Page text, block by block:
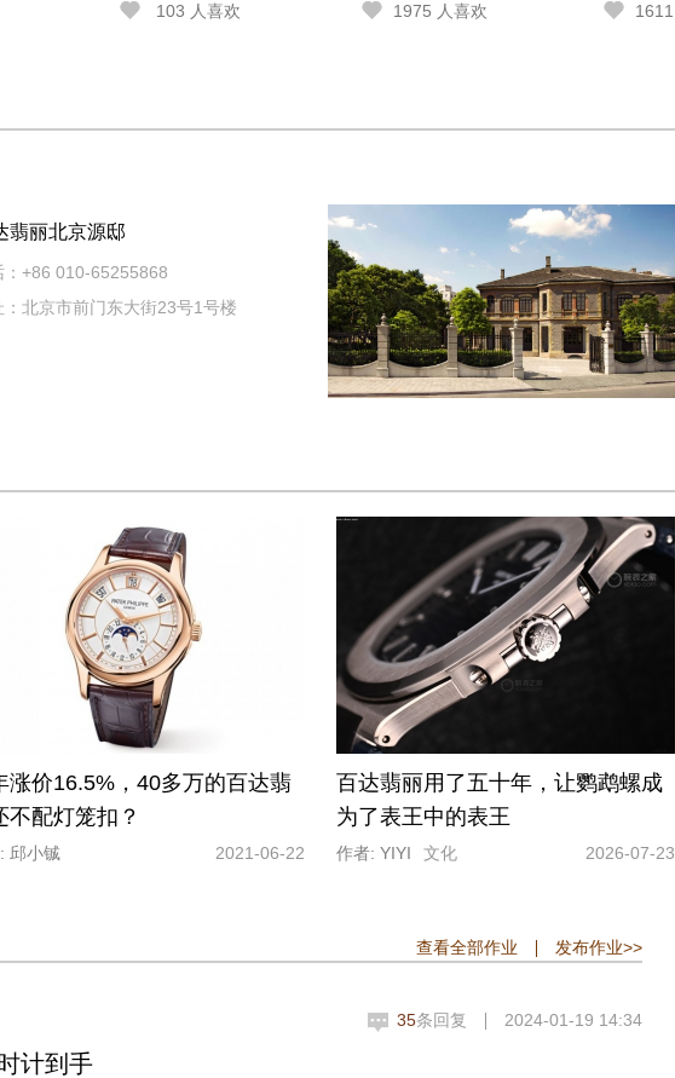
103 人喜欢
1975 人喜欢
1611
翡丽北京源邸
：+86 010-65255868
：北京市前门东大街23号1号楼
涨价16.5%，40多万的百达翡
不配灯笼扣？
邱小铖 2021-06-22
百达翡丽用了五十年，让鹦鹉螺成
为了表王中的表王
作者: YIYI 文化 2026-07-23
查看全部作业 发布作业>>
计到手
35条回复 2024-01-19 14:34